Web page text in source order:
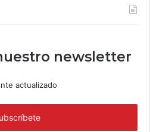
newsletter
actualizado